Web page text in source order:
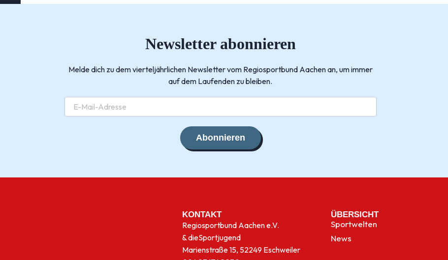
Newsletter abonnieren
Melde dich zu dem vierteljährlichen Newsletter vom Regiosportbund Aachen an, um immer
auf dem Laufenden zu bleiben.
Abonnieren
KONTAKT
Regiosportbund Aachen e.V.
& dieSportjugend
Marienstraße 15, 52249 Eschweiler
ÜBERSICHT
Sportwelten
News